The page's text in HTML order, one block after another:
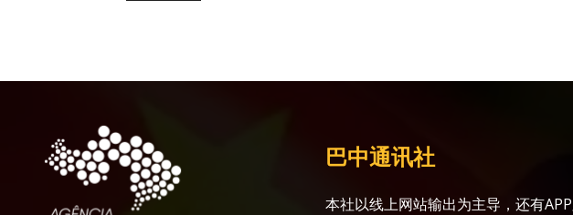
巴中通讯社
本社以线上网站输出为主导，还有